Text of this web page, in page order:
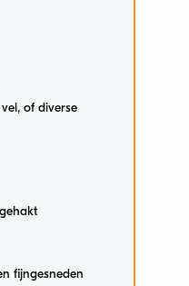
of diverse
fijngesneden